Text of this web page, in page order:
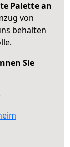
Palette an
von
behalten
Sie